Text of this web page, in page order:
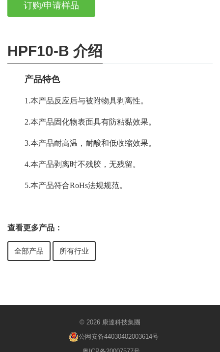
订购/申请样品
HPF10-B 介绍
产品特色
1.本产品反应后与被附物具剥离性。
2.本产品固化物表面具有防粘黏效果。
3.本产品耐高温，耐酸和低收缩效果。
4.本产品剥离时不残胶，无残留。
5.本产品符合RoHs法规规范。
查看更多产品：
全部产品 所有行业
© 2026 康達科技集團
公网安备44030402003614号